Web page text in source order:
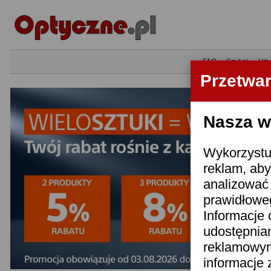
Nasza
reklam,
Informacje
informacje
•FAQ•Szukaj•